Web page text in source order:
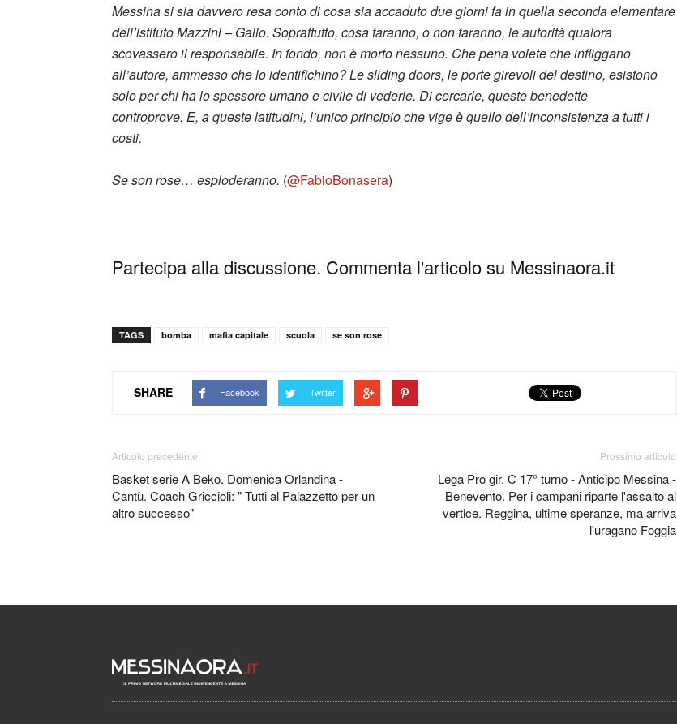
Messina si sia davvero resa conto di cosa sia accaduto due giorni fa in quella seconda elementare
dell’istituto Mazzini – Gallo. Soprattutto, cosa faranno, o non faranno, le autorità qualora
scovassero il responsabile. In fondo, non è morto nessuno. Che pena volete che infliggano
all’autore, ammesso che lo identifichino? Le sliding doors, le porte girevoli del destino, esistono
solo per chi ha lo spessore umano e civile di vederle. Di cercarle, queste benedette
controprove. E, a queste latitudini, l’unico principio che vige è quello dell’inconsistenza a tutti i
costi.
Se son rose… esploderanno. (@FabioBonasera)
Partecipa alla discussione. Commenta l'articolo su Messinaora.it
TAGS bomba mafia capitale scuola se son rose
SHARE Facebook Twitter
Articolo precedente
Basket serie A Beko. Domenica Orlandina -
Cantù. Coach Griccioli: " Tutti al Palazzetto per un
altro successo"
Prossimo articolo
Lega Pro gir. C 17° turno - Anticipo Messina -
Benevento. Per i campani riparte l'assalto al
vertice. Reggina, ultime speranze, ma arriva
l'uragano Foggia